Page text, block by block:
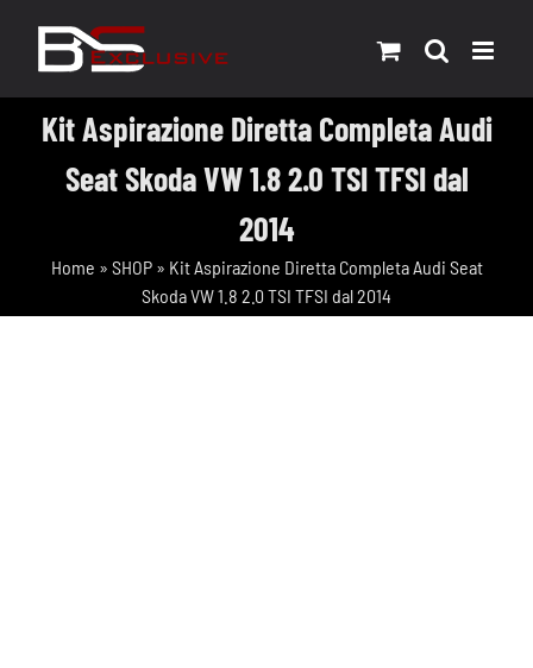
contenuto
Kit Aspirazione Diretta Completa Audi
Seat Skoda VW 1.8 2.0 TSI TFSI dal
2014
Home » SHOP» Kit Aspirazione Diretta Completa Audi Seat
Skoda VW 1.8 2.0 TSI TFSI dal 2014